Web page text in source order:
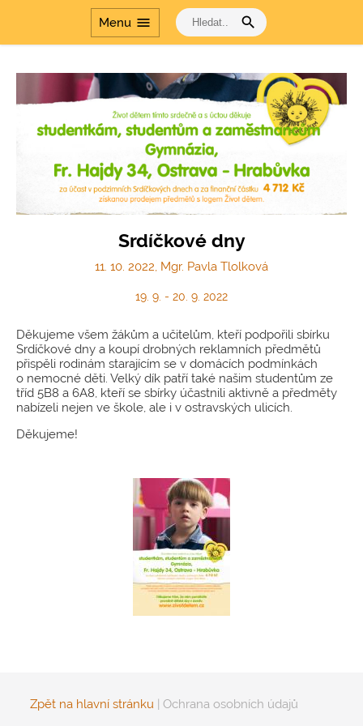
Menu menu search
Šablony
Dvakrát měř a jednou
Cesta dějinami a Cesta
dějinami - období
komunismu
Srdíčkové dny
11. 10. 2022, Mgr. Pavla Tlolková
19. 9. - 20. 9. 2022
Děkujeme všem žákům a učitelům, kteří podpořili sbírku
Srdíčkové dny a koupí drobných reklamních předmětů
přispěli rodinám starajícím se v domácích podmínkách
o nemocné děti. Velký dík patří také našim studentům ze
tříd 5B8 a 6A8, kteří se sbírky účastnili aktivně a předměty
nabízeli nejen ve škole, ale i v ostravských ulicích.
Děkujeme!
Zpět na hlavní stránku | Ochrana osobních údajů